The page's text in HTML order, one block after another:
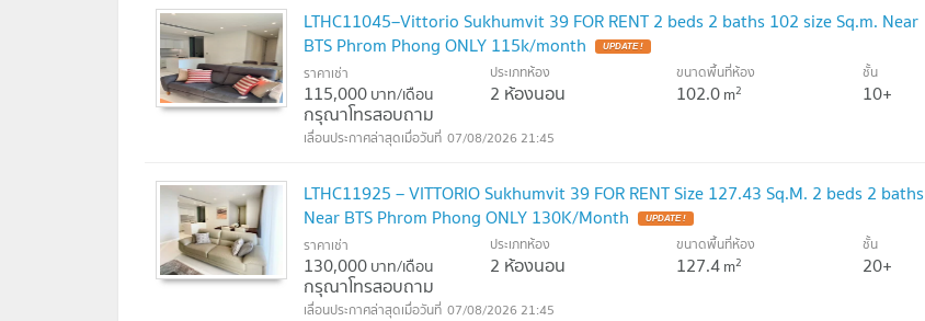
LTHC11045–Vittorio Sukhumvit 39 FOR RENT 2 beds 2 baths 102 size Sq.m. Near
BTS Phrom Phong ONLY 115k/month
UPDATE !
ราคาเช่า
115,000บาท/เดือน
กรุณาโทรสอบถาม
ประเภทห้อง
2 ห้องนอน
ขนาดพื้นที่ห้อง
102.0m2
ชั้น
10+
07/08/2026 21:45
LTHC11925 – VITTORIO Sukhumvit 39 FOR RENT Size 127.43 Sq.M. 2 beds 2 baths
Near BTS Phrom Phong ONLY 130K/Month
UPDATE !
ราคาเช่า
130,000บาท/เดือน
กรุณาโทรสอบถาม
ประเภทห้อง
2 ห้องนอน
ขนาดพื้นที่ห้อง
127.4m2
ชั้น
20+
07/08/2026 21:45